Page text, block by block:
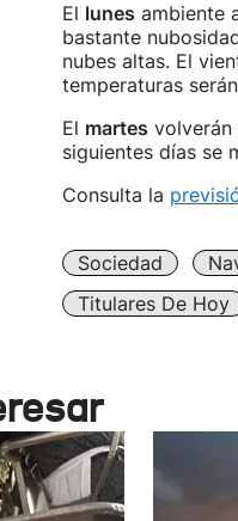
El lunes ambiente
bastante
nubes altas. El
temperaturas
El martes volverán
siguientes días se
Consulta la
Sociedad
Titulares De Hoy